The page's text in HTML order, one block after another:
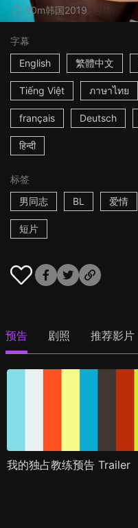
20m韩国2019
字幕
English
繁體中文
Tiếng Việt ภาษาไทย
français Deutsch
हिन्दी
标签
男同志
BL 爱情
短片
预告 剧照 推荐影片
我的独占教练预告 Trailer